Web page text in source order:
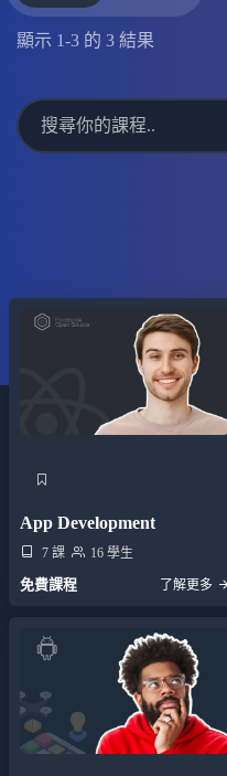
顯示 1-3 的 3 結果
App Development
7 課 16 學生
免費課程 了解更多